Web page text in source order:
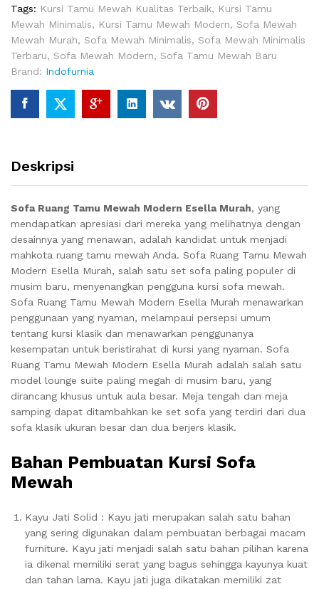
Tags: Kursi Tamu Mewah Kualitas Terbaik, Kursi Tamu
Mewah Minimalis, Kursi Tamu Mewah Modern, Sofa Mewah
Mewah Murah, Sofa Mewah Minimalis, Sofa Mewah Minimalis
Terbaru, Sofa Mewah Modern, Sofa Tamu Mewah Baru
Brand: Indofurnia
Deskripsi
Sofa Ruang Tamu Mewah Modern Esella Murah, yang
mendapatkan apresiasi dari mereka yang melihatnya dengan
desainnya yang menawan, adalah kandidat untuk menjadi
mahkota ruang tamu mewah Anda. Sofa Ruang Tamu Mewah
Modern Esella Murah, salah satu set sofa paling populer di
musim baru, menyenangkan pengguna kursi sofa mewah.
Sofa Ruang Tamu Mewah Modern Esella Murah menawarkan
penggunaan yang nyaman, melampaui persepsi umum
tentang kursi klasik dan menawarkan penggunanya
kesempatan untuk beristirahat di kursi yang nyaman. Sofa
Ruang Tamu Mewah Modern Esella Murah adalah salah satu
model lounge suite paling megah di musim baru, yang
dirancang khusus untuk aula besar. Meja tengah dan meja
samping dapat ditambahkan ke set sofa yang terdiri dari dua
sofa klasik ukuran besar dan dua berjers klasik.
Bahan Pembuatan Kursi Sofa
Mewah
Kayu Jati Solid : Kayu jati merupakan salah satu bahan
yang sering digunakan dalam pembuatan berbagai macam
furniture. Kayu jati menjadi salah satu bahan pilihan karena
ia dikenal memiliki serat yang bagus sehingga kayunya kuat
dan tahan lama. Kayu jati juga dikatakan memiliki zat